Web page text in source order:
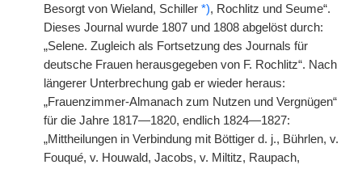
Besorgt von Wieland, Schiller *), Rochlitz und Seume“.
Dieses Journal wurde 1807 und 1808 abgelöst durch:
„Selene. Zugleich als Fortsetzung des Journals für
deutsche Frauen herausgegeben von F. Rochlitz“. Nach
längerer Unterbrechung gab er wieder heraus:
„Frauenzimmer-Almanach zum Nutzen und Vergnügen“
für die Jahre 1817—1820, endlich 1824—1827:
„Mittheilungen in Verbindung mit Böttiger d. j., Bührlen, v.
Fouqué, v. Houwald, Jacobs, v. Miltitz, Raupach,